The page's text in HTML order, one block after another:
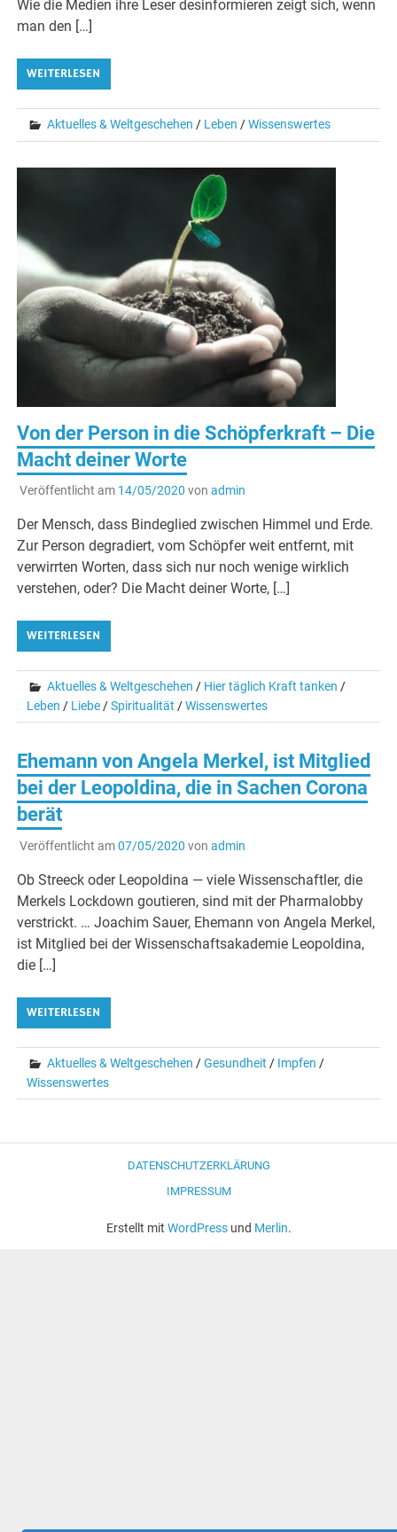
Wie die Medien ihre Leser desinformieren zeigt sich, wenn
man den […]
WEITERLESEN
Aktuelles & Weltgeschehen / Leben /Wissenswertes
Von der Person in die Schöpferkraft – Die
Macht deiner Worte
Veröffentlicht am 14/05/2020 von admin
Der Mensch, dass Bindeglied zwischen Himmel und Erde.
Zur Person degradiert, vom Schöpfer weit entfernt, mit
verwirrten Worten, dass sich nur noch wenige wirklich
verstehen, oder? Die Macht deiner Worte, […]
WEITERLESEN
Aktuelles & Weltgeschehen / Hier täglich Kraft tanken /
Leben / Liebe/Spiritualität /Wissenswertes
Ehemann von Angela Merkel, ist Mitglied
bei der Leopoldina, die in Sachen Corona
berät
Veröffentlicht am07/05/2020 von admin
Ob Streeck oder Leopoldina — viele Wissenschaftler, die
Merkels Lockdown goutieren, sind mit der Pharmalobby
verstrickt. … Joachim Sauer, Ehemann von Angela Merkel,
ist Mitglied bei der Wissenschaftsakademie Leopoldina,
die […]
WEITERLESEN
Aktuelles & Weltgeschehen /Gesundheit / Impfen /
Wissenswertes
DATENSCHUTZERKLÄRUNG
IMPRESSUM
Erstellt mit WordPressund Merlin.